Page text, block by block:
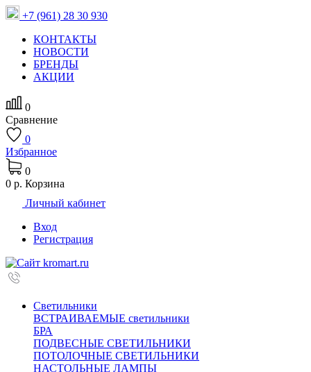
+7 (961) 28 30 930
КОНТАКТЫ
НОВОСТИ
БРЕНДЫ
АКЦИИ
0
Сравнение
0
Избранное
0
0 р. Корзина
Личный кабинет
Вход
Регистрация
Светильники
ВСТРАИВАЕМЫЕ светильники
БРА
ПОДВЕСНЫЕ СВЕТИЛЬНИКИ
ПОТОЛОЧНЫЕ СВЕТИЛЬНИКИ
НАСТОЛЬНЫЕ ЛАМПЫ